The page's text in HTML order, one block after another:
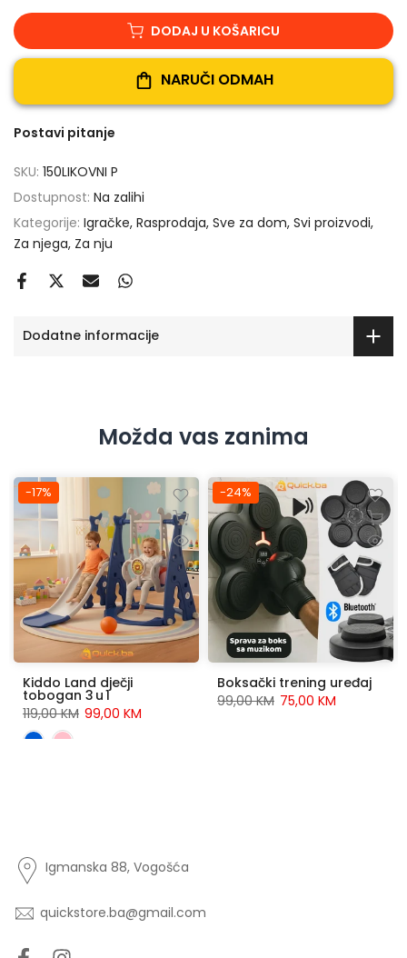
DODAJ U KOŠARICU
NARUČI ODMAH
Postavi pitanje
SKU: 150LIKOVNI P
Dostupnost: Na zalihi
Kategorije: Igračke Rasprodaja Sve za dom Svi proizvodi
Za njega Za nju
Dodatne informacije
Možda vas zanima
-17%
Kiddo Land dječji
tobogan 3 u 1
119,00 KM 99,00 KM
-24%
Boksački trening uređaj
99,00 KM 75,00 KM
Igmanska 88, Vogošća
quickstore.ba@gmail.com